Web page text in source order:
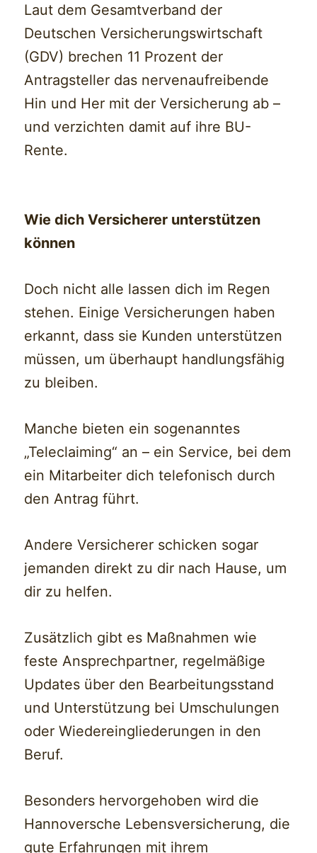
Laut dem Gesamtverband der
Deutschen Versicherungswirtschaft
(GDV) brechen 11 Prozent der
Antragsteller das nervenaufreibende
Hin und Her mit der Versicherung ab –
und verzichten damit auf ihre BU-
Rente.
Wie dich Versicherer unterstützen
können
Doch nicht alle lassen dich im Regen
stehen. Einige Versicherungen haben
erkannt, dass sie Kunden unterstützen
müssen, um überhaupt handlungsfähig
zu bleiben.
Manche bieten ein sogenanntes
„Teleclaiming“ an – ein Service, bei dem
ein Mitarbeiter dich telefonisch durch
den Antrag führt.
Andere Versicherer schicken sogar
jemanden direkt zu dir nach Hause, um
dir zu helfen.
Zusätzlich gibt es Maßnahmen wie
feste Ansprechpartner, regelmäßige
Updates über den Bearbeitungsstand
und Unterstützung bei Umschulungen
oder Wiedereingliederungen in den
Beruf.
Besonders hervorgehoben wird die
Hannoversche Lebensversicherung, die
gute Erfahrungen mit ihrem